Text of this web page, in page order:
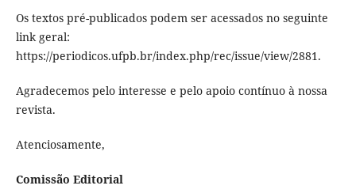
Os textos pré-publicados podem ser acessados no seguinte
link geral:
https://periodicos.ufpb.br/index.php/rec/issue/view/2881.
Agradecemos pelo interesse e pelo apoio contínuo à nossa
revista.
Atenciosamente,
Comissão Editorial